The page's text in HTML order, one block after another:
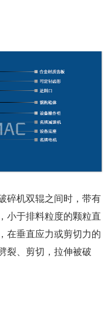
碎机双辊之间时，带有
小于排料粒度的颗粒直
在垂直应力或剪切力的
裂、剪切，拉伸被破